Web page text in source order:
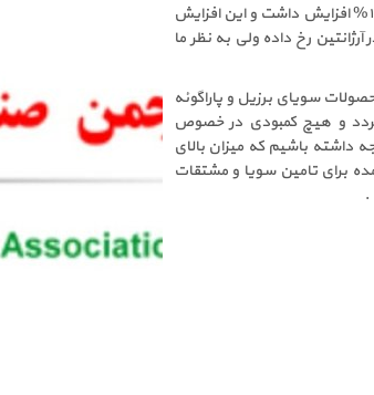
اخیر در بازار بورس شیکاگو ۶/۳% افزایش پیدا کرد . قیمت کنجاله سویا نیز ۱۱/۵% افزایش داشت و این افزایش
رخ داده ولی به نظر ما
سویای برزیل و پاراگوئه
و هیچ کمبودی در خصوص
داشته باشیم که میزان بالای
برای تامین سویا و مشتقات
.